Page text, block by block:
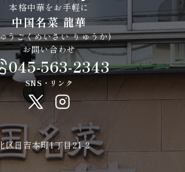
本格中華をお手軽に
中国名菜 龍華
うごくめいさい りゅうか)
お問い合わせ
045-563-2343
SNS・リンク
区日吉本町1丁目21-2